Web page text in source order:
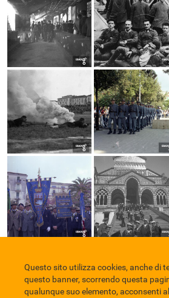
Comune di Eboli Servizio Bibliotecario
Credits
Questo sito utilizza cookies, anche di
questo banner, scorrendo questa
qualunque suo elemento, acconsenti al